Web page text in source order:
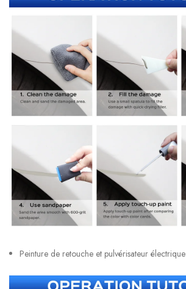
Peinture de retouche et pulvérisateur électrique